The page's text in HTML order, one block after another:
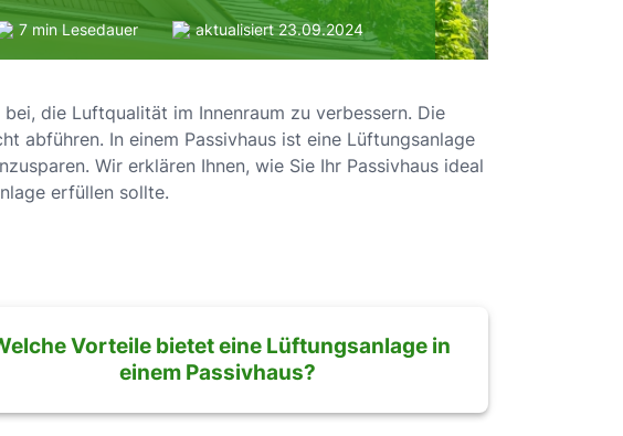
7 min Lesedauer aktualisiert 23.09.2024
die Luftqualität im Innenraum zu verbessern. Die
abführen. In einem Passivhaus ist eine Lüftungsanlage
Wir erklären Ihnen, wie Sie Ihr Passivhaus ideal
erfüllen sollte.
Vorteile bietet eine Lüftungsanlage in
einem Passivhaus?